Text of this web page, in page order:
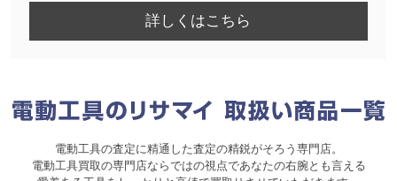
詳しくはこちら
電動工具の査定に精通した査定の精鋭がそろう専門店。
電動工具買取の専門店ならではの視点であなたの右腕とも言える